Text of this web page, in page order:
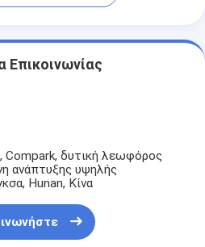
Επικοινωνίας
Compark, δυτική λεωφόρος
ανάπτυξης υψηλής
Hunan, Κίνα